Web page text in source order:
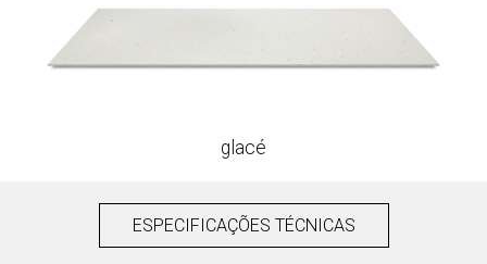
glacé
ESPECIFICAÇÕES TÉCNICAS